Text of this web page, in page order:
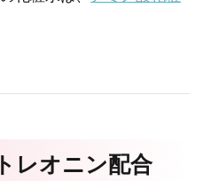
レオニン配合